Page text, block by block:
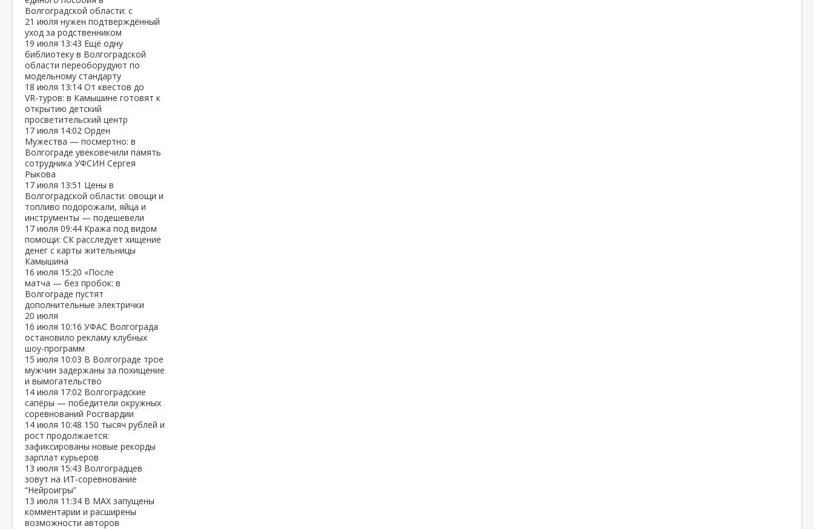
Волгоградской области: с
21 июля нужен подтверждённый
уход за родственником
19 июля 13:43 Ещё одну
библиотеку в Волгоградской
области переоборудуют по
модельному стандарту
18 июля 13:14 От квестов до
VR‑туров: в Камышине готовят к
открытию детский
просветительский центр
17 июля 14:02 Орден
Мужества — посмертно: в
Волгограде увековечили память
сотрудника УФСИН Сергея
Рыкова
17 июля 13:51 Цены в
Волгоградской области: овощи и
топливо подорожали, яйца и
инструменты — подешевели
17 июля 09:44 Кража под видом
помощи: СК расследует хищение
денег с карты жительницы
Камышина
16 июля 15:20 «После
матча — без пробок: в
Волгограде пустят
дополнительные электрички
20 июля
16 июля 10:16 УФАС Волгограда
остановило рекламу клубных
шоу‑программ
15 июля 10:03 В Волгограде трое
мужчин задержаны за похищение
и вымогательство
14 июля 17:02 Волгоградские
сапёры — победители окружных
соревнований Росгвардии
14 июля 10:48 150 тысяч рублей и
рост продолжается:
зафиксированы новые рекорды
зарплат курьеров
13 июля 15:43 Волгоградцев
зовут на ИТ‑соревнование
“Нейроигры”
13 июля 11:34 В МАХ запущены
комментарии и расширены
возможности авторов